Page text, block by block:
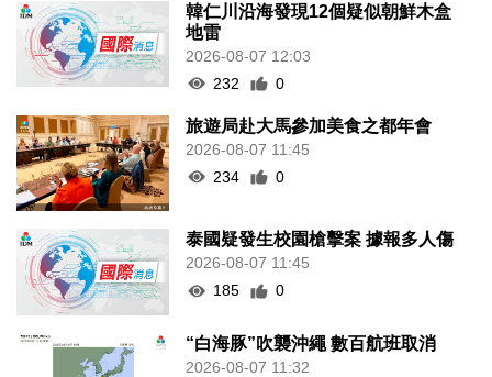
韓仁川沿海發現12個疑似朝鮮木盒
地雷
2026-08-07 12:03
232
0
旅遊局赴大馬參加美食之都年會
2026-08-07 11:45
234
0
泰國疑發生校園槍擊案 據報多人傷
2026-08-07 11:45
185
0
“白海豚”吹襲沖繩 數百航班取消
2026-08-07 11:32